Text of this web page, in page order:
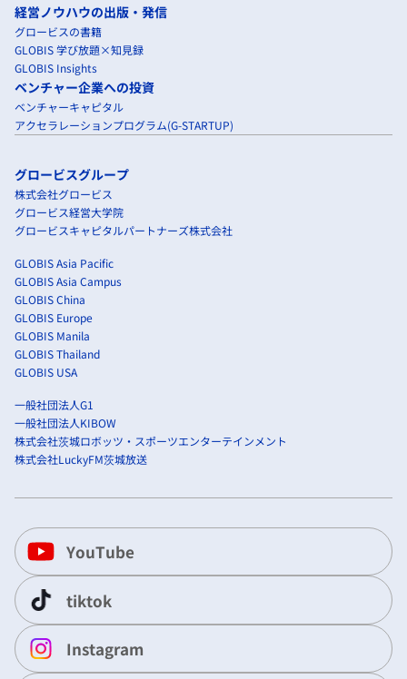
経営ノウハウの出版・発信
グロービスの書籍
GLOBIS 学び放題×知見録
GLOBIS Insights
ベンチャー企業への投資
ベンチャーキャピタル
アクセラレーションプログラム(G-STARTUP)
グロービスグループ
株式会社グロービス
グロービス経営大学院
グロービスキャピタルパートナーズ株式会社
GLOBIS Asia Pacific
GLOBIS Asia Campus
GLOBIS China
GLOBIS Europe
GLOBIS Manila
GLOBIS Thailand
GLOBIS USA
一般社団法人G1
一般社団法人KIBOW
株式会社茨城ロボッツ・スポーツエンターテインメント
株式会社LuckyFM茨城放送
YouTube
tiktok
Instagram